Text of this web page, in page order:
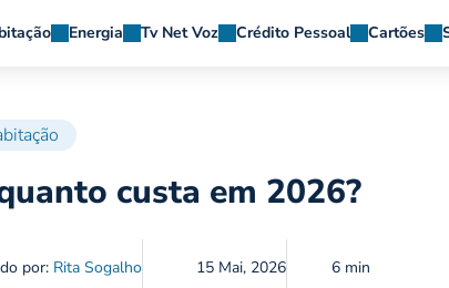
Energia Tv Net Voz Crédito Pessoal Cartões
custa em 2026?
por: Rita Sogalho 15 Mai, 2026 6 min